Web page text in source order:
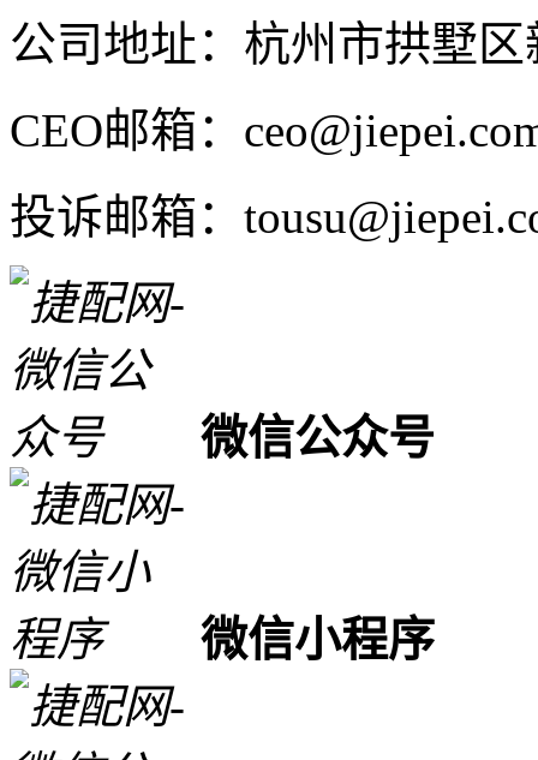
公司地址：杭州市拱墅
CEO邮箱：
投诉邮箱：
微信公众号
微信小程序